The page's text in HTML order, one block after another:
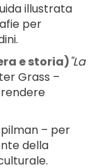
illustrata
per
e storia)"La
Grass –
– per
della